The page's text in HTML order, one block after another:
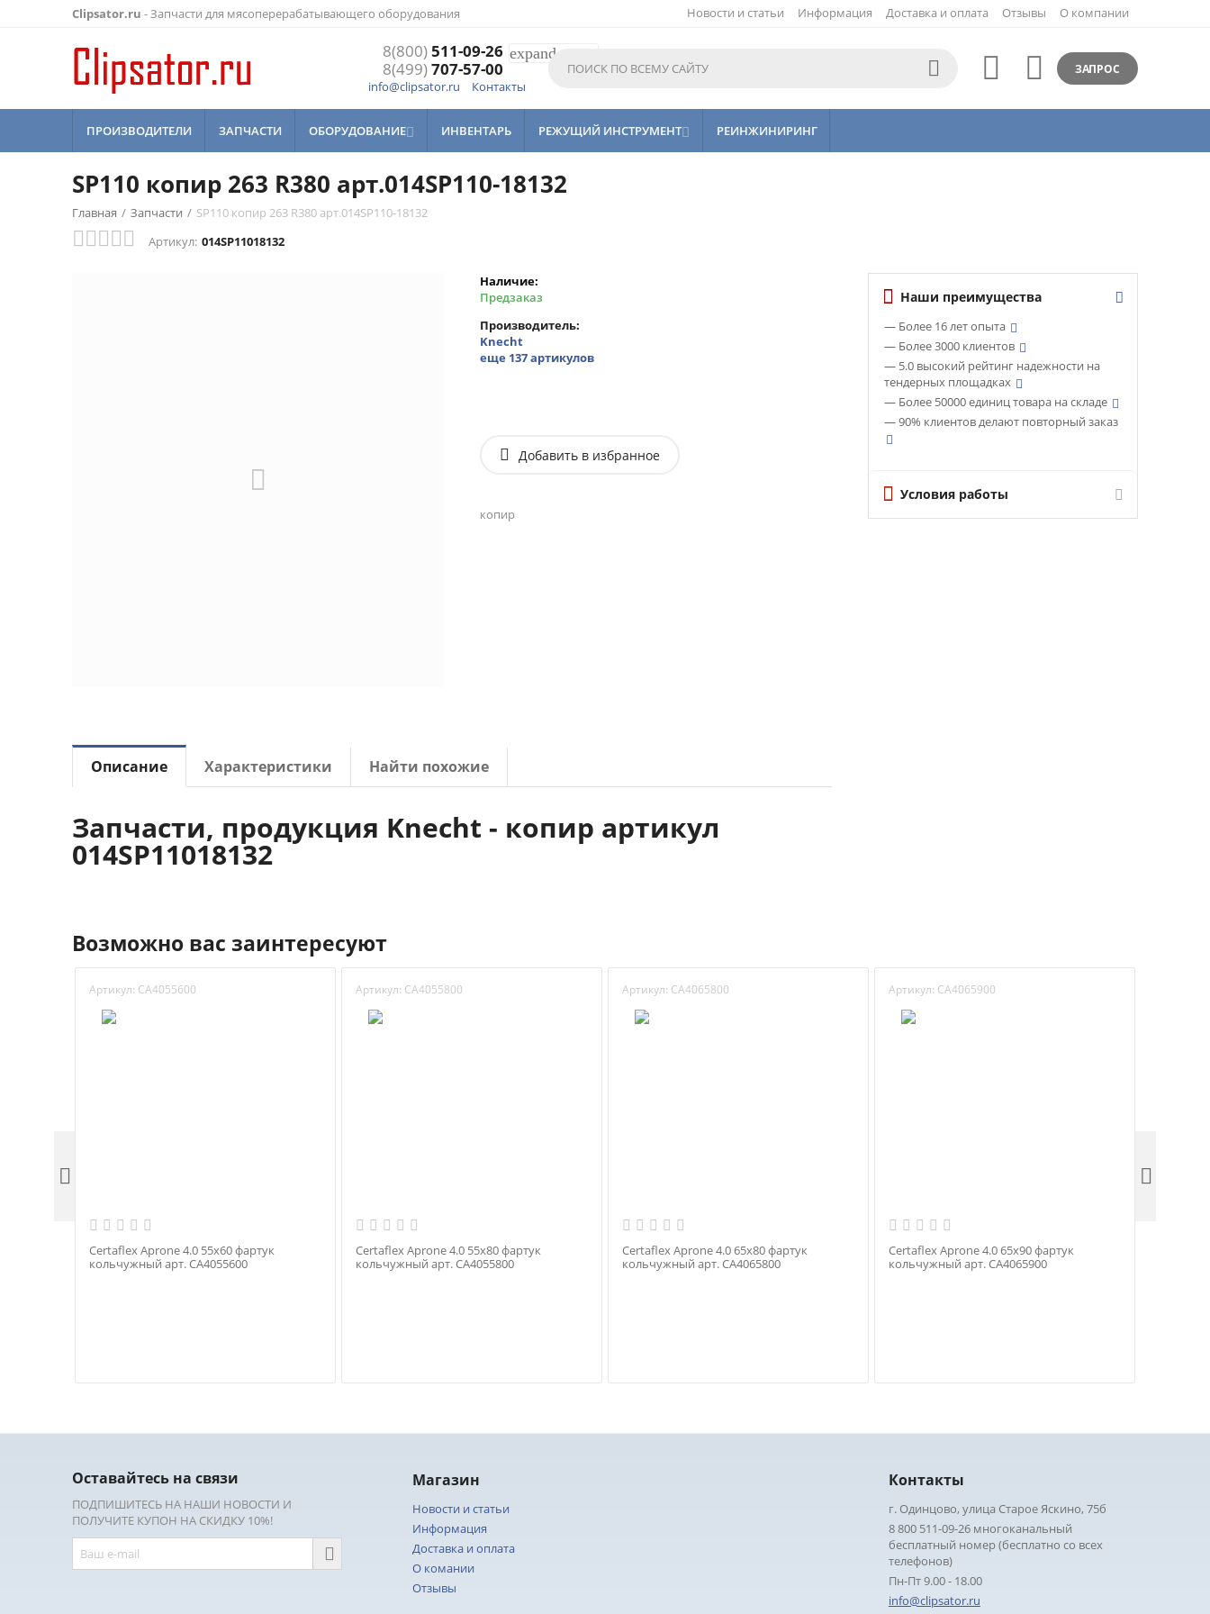
Clipsator.ru - Запчасти для мясоперерабатывающего оборудования Новости и статьи Информация Доставка и оплата Отзывы О компании
8(800)511-09-26
8(499)707-57-00
expand_more
info@clipsator.ru Контакты
ЗАПРОС



ПРОИЗВОДИТЕЛИ ЗАПЧАСТИ ОБОРУДОВАНИЕ ИНВЕНТАРЬ РЕЖУЩИЙ ИНСТРУМЕНТ РЕИНЖИНИРИНГ
SP110 копир 263 R380 арт.014SP110-18132
Главная / Запчасти / SP110 копир 263 R380 арт.014SP110-18132
Артикул: 014SP11018132
Наличие:
Предзаказ
Производитель
Knecht
еще 137 артикулов
Добавить в избранное
копир
Наши преимущества
— Более 16 лет опыта
— Более 3000 клиентов
— 5.0 высокий рейтинг надежности на
тендерных площадках
— Более 50000 единиц товара на складе
— 90% клиентов делают повторный заказ
Условия работы
Описание Характеристики Найти похожие
Запчасти, продукция Knecht - копир артикул
014SP11018132
Возможно вас заинтересуют
Артикул: CA4055600
Certaflex Aprone 4.0 55х60 фартук
кольчужный арт. CA4055600
Артикул: CA4055800
Certaflex Aprone 4.0 55х80 фартук
кольчужный арт. CA4055800
Артикул: CA4065800
Certaflex Aprone 4.0 65х80 фартук
кольчужный арт. CA4065800
Артикул: CA4065900
Certaflex Aprone 4.0 65х90 фартук
кольчужный арт. CA4065900
 
Оставайтесь на связи
ПОДПИШИТЕСЬ НА НАШИ НОВОСТИ И
ПОЛУЧИТЕ КУПОН НА СКИДКУ 10%!
Магазин
Новости и статьи
Информация
Доставка и оплата
О комании
Отзывы
Контакты
г. Одинцово, улица Старое Яскино, 75б
8 800 511-09-26 многоканальный
бесплатный номер (бесплатно со всех
телефонов)
Пн-Пт 9.00 - 18.00
info@clipsator.ru